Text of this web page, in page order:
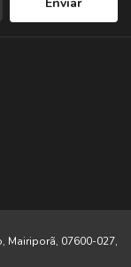
Mairiporã, 07600-027,